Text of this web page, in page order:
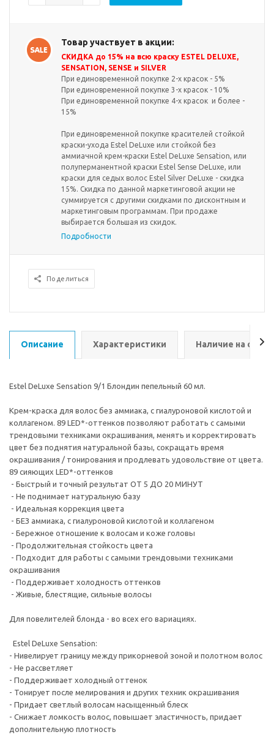
Товар участвует в акции:
СКИДКА до 15% на всю краску ESTEL DELUXE,
SENSATION, SENSE и SILVER
При единовременной покупке 2-х красок - 5%
При единовременной покупке 3-х красок - 10%
При единовременной покупке 4-х красок и более -
15%
При единовременной покупке красителей стойкой
краски-ухода Estel DeLuxe или стойкой без
аммиачной крем-краски Estel DeLuxe Sensation, или
полуперманентной краски Estel Sense DeLuxe, или
краски для седых волос Estel Silver DeLuxe - скидка
15%. Скидка по данной маркетинговой акции не
суммируется с другими скидками по дисконтным и
маркетинговым программам. При продаже
выбирается большая из скидок.
Подробности
Поделиться
Описание Характеристики Наличие на
Estel DeLuxe Sensation 9/1 Блондин пепельный 60 мл.
Крем-краска для волос без аммиака, с гиалуроновой кислотой и
коллагеном. 89 LED*-оттенков позволяют работать с самыми
трендовыми техниками окрашивания, менять и корректировать
цвет без поднятия натуральной базы, сокращать время
окрашивания / тонирования и продлевать удовольствие от цвета.
89 сияющих LED*-оттенков
- Быстрый и точный результат ОТ 5 ДО 20 МИНУТ
- Не поднимает натуральную базу
- Идеальная коррекция цвета
- БЕЗ аммиака, с гиалуроновой кислотой и коллагеном
- Бережное отношение к волосам и коже головы
- Продолжительная стойкость цвета
- Подходит для работы с самыми трендовыми техниками
окрашивания
- Поддерживает холодность оттенков
- Живые, блестящие, сильные волосы
Для повелителей блонда - во всех его вариациях.
Estel DeLuxe Sensation:
- Нивелирует границу между прикорневой зоной и полотном волос
- Не рассветляет
- Поддерживает холодный оттенок
- Тонирует после мелирования и других техник окрашивания
- Придает светлый волосам насыщенный блеск
- Снижает ломкость волос, повышает эластичность, придает
дополнительную плотность